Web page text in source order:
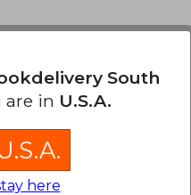
South
are in U.S.A.
here